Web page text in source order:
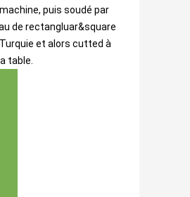
puis soudé par
de rectangluar&square
et alors cutted à
table.